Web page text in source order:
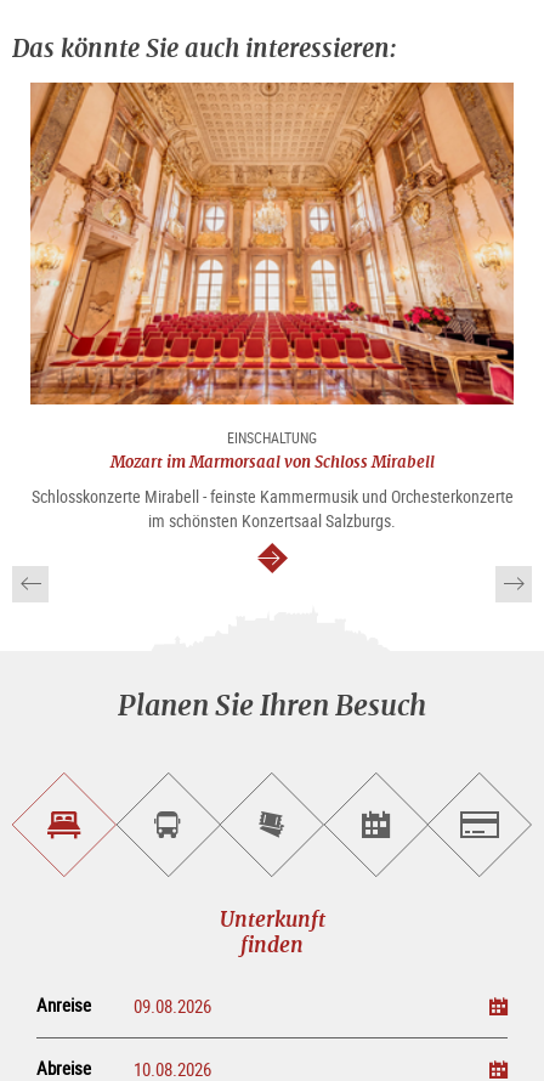
Das könnte Sie auch interessieren:
EINSCHALTUNG
Mozart im Marmorsaal von Schloss Mirabell
Schlosskonzerte Mirabell - feinste Kammermusik und Orchesterkonzerte
im schönsten Konzertsaal Salzburgs.
weiter
Planen Sie Ihren Besuch
Unterkunft<br>findenSightseeing<br>Tour
buchen
Tickets
online<br>kaufen
Events<br>finden
Unterkunft
finden
Anreise
Abreise